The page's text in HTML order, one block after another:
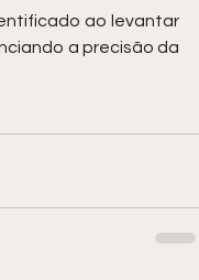
ao levantar
a precisão da